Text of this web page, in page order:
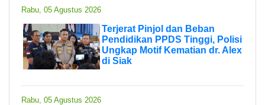
Rabu, 05 Agustus 2026
Terjerat Pinjol dan Beban
Pendidikan PPDS Tinggi, Polisi
Ungkap Motif Kematian dr. Alex
di Siak
Rabu, 05 Agustus 2026